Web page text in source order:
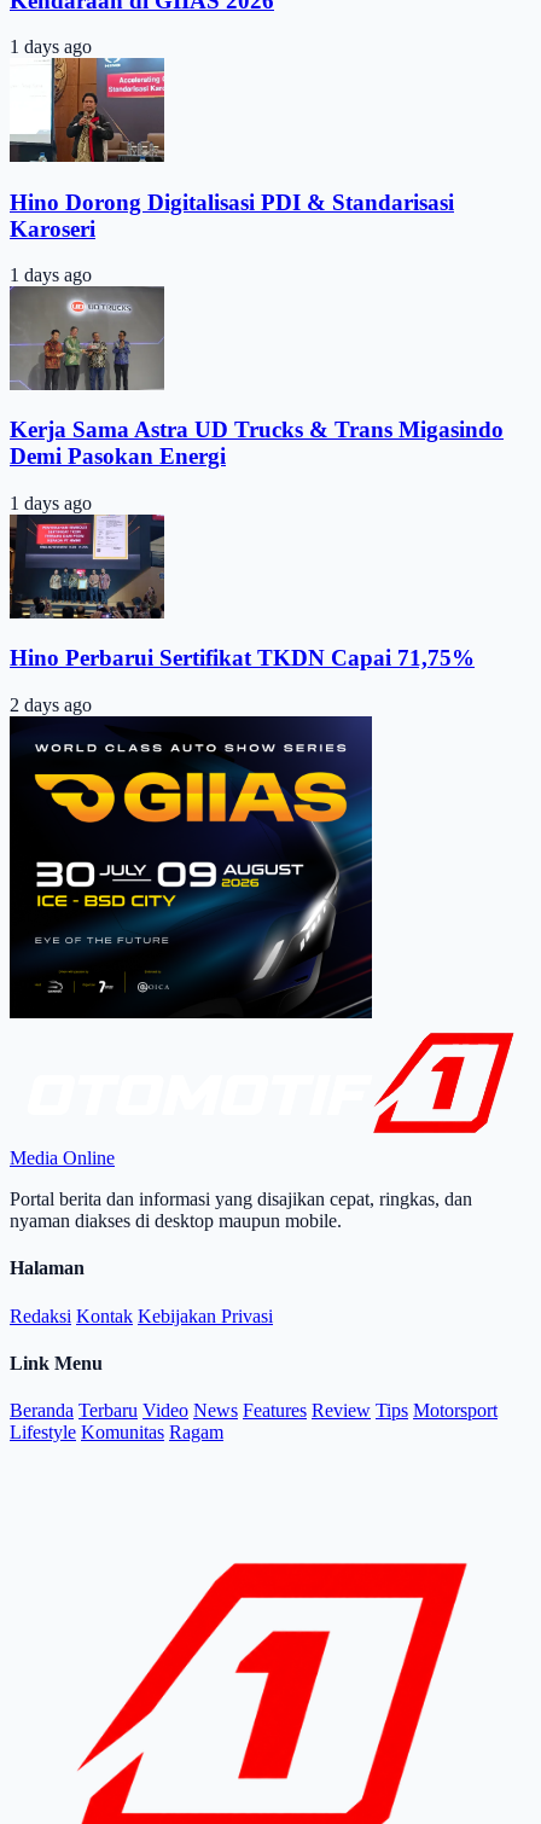
1 days ago
Hino Dorong Digitalisasi PDI & Standarisasi
Karoseri
1 days ago
Kerja Sama Astra UD Trucks & Trans Migasindo
Demi Pasokan Energi
1 days ago
Hino Perbarui Sertifikat TKDN Capai 71,75%
2 days ago
Media Online
Portal berita dan informasi yang disajikan cepat, ringkas, dan
nyaman diakses di desktop maupun mobile.
Halaman
Redaksi Kontak Kebijakan Privasi
Link Menu
Beranda Terbaru Video News Features Review Tips Motorsport
Lifestyle Komunitas Ragam